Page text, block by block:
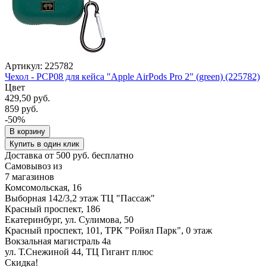
Артикул: 225782
Чехол - PCP08 для кейса "Apple AirPods Pro 2" (green) (225782)
Цвет
429,50 руб.
859 руб.
-50%
В корзину
Купить в один клик
Доставка от 500 руб. бесплатно
Самовывоз из
7 магазинов
Комсомольская, 16
Выборная 142/3,2 этаж ТЦ "Пассаж"
Красный проспект, 186
Екатеринбург, ул. Сулимова, 50
Красный проспект, 101, ТРК "Ройял Парк", 0 этаж
Вокзальная магистраль 4а
ул. Т.Снежиной 44, ТЦ Гигант плюс
Скидка!